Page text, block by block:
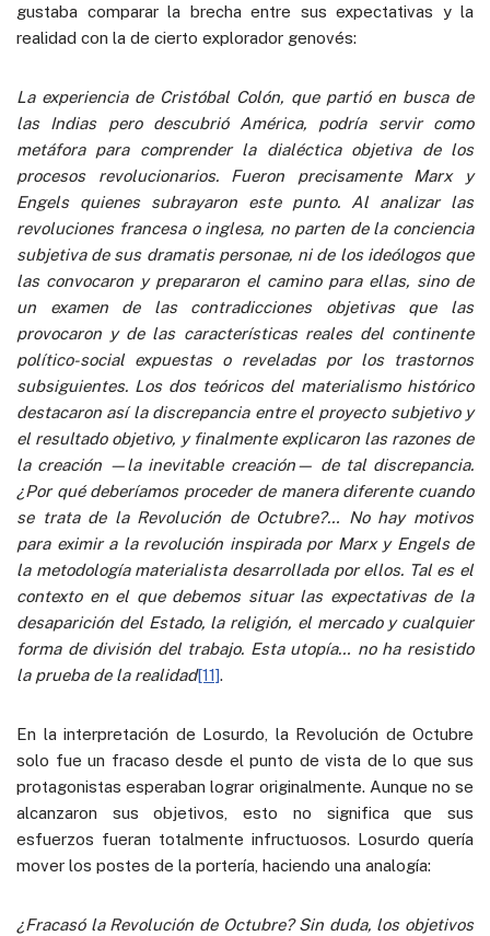
gustaba comparar la brecha entre sus expectativas y la
realidad con la de cierto explorador genovés:
La experiencia de Cristóbal Colón, que partió en busca de
las Indias pero descubrió América, podría servir como
metáfora para comprender la dialéctica objetiva de los
procesos revolucionarios. Fueron precisamente Marx y
Engels quienes subrayaron este punto. Al analizar las
revoluciones francesa o inglesa, no parten de la conciencia
subjetiva de sus dramatis personae, ni de los ideólogos que
las convocaron y prepararon el camino para ellas, sino de
un examen de las contradicciones objetivas que las
provocaron y de las características reales del continente
político-social expuestas o reveladas por los trastornos
subsiguientes. Los dos teóricos del materialismo histórico
destacaron así la discrepancia entre el proyecto subjetivo y
el resultado objetivo, y finalmente explicaron las razones de
la creación —la inevitable creación— de tal discrepancia.
¿Por qué deberíamos proceder de manera diferente cuando
se trata de la Revolución de Octubre?… No hay motivos
para eximir a la revolución inspirada por Marx y Engels de
la metodología materialista desarrollada por ellos. Tal es el
contexto en el que debemos situar las expectativas de la
desaparición del Estado, la religión, el mercado y cualquier
forma de división del trabajo. Esta utopía… no ha resistido
la prueba de la realidad[11].
En la interpretación de Losurdo, la Revolución de Octubre
solo fue un fracaso desde el punto de vista de lo que sus
protagonistas esperaban lograr originalmente. Aunque no se
alcanzaron sus objetivos, esto no significa que sus
esfuerzos fueran totalmente infructuosos. Losurdo quería
mover los postes de la portería, haciendo una analogía:
¿Fracasó la Revolución de Octubre? Sin duda, los objetivos